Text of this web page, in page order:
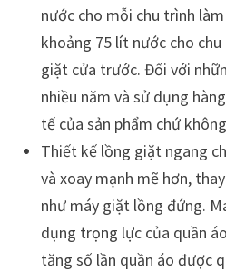
nước cho mỗi chu trình
khoảng 75 lít nước cho
giặt cửa trước. Đối với
nhiều năm và sử dụng
tế của sản phẩm chứ
Thiết kế lồng giặt ngang
và xoay mạnh mẽ hơn,
như máy giặt lồng đứng.
dụng trọng lực của quần
tăng số lần quần áo được